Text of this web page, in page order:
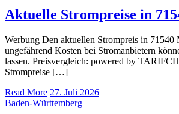
Aktuelle Strompreise in
Werbung Den aktuellen Strompreis in 71540
ungefährend Kosten bei Stromanbietern
lassen. Preisvergleich: powered by
Strompreise […]
Read More 27. Juli 2026
Baden-Württemberg